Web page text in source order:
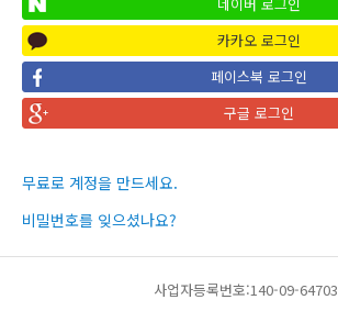
네이버 로그인
카카오 로그인
페이스북 로그인
구글 로그인
무료로 계정을 만드세요.
비밀번호를 잊으셨나요?
사업자등록번호:140-09-64703